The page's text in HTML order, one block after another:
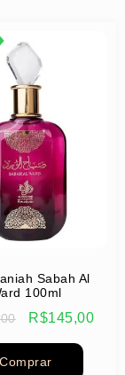
Sabah Al
100ml
R$145,00
Comprar